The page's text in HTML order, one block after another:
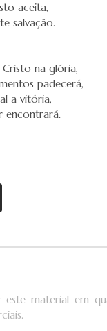
aceita,
salvação.
na glória,
padecerá,
a vitória,
encontrará.
material em